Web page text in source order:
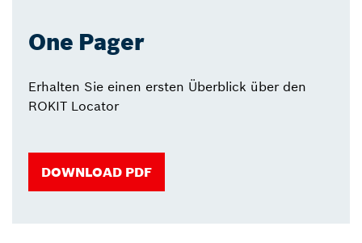
One Pager
Erhalten Sie einen ersten Überblick über den
ROKIT Locator
DOWNLOAD PDF